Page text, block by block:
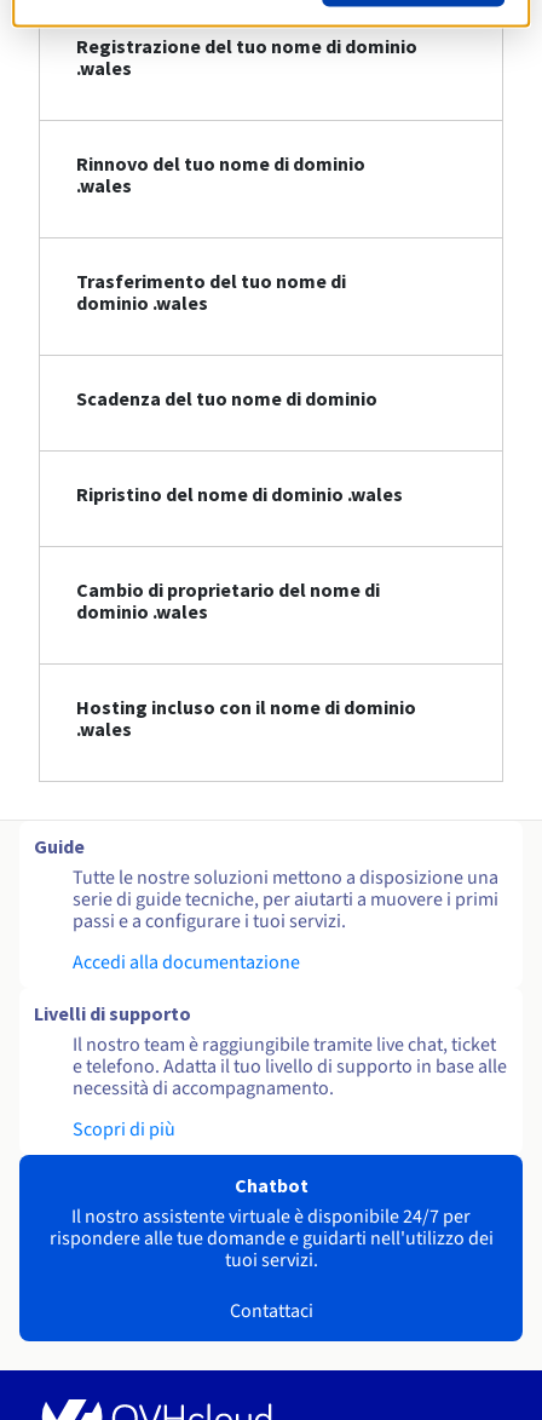
Registrazione del tuo nome di dominio
.wales
Rinnovo del tuo nome di dominio
.wales
Trasferimento del tuo nome di
dominio .wales
Scadenza del tuo nome di dominio
Ripristino del nome di dominio .wales
Cambio di proprietario del nome di
dominio .wales
Hosting incluso con il nome di dominio
.wales
Guide
Tutte le nostre soluzioni mettono a disposizione una
serie di guide tecniche, per aiutarti a muovere i primi
passi e a configurare i tuoi servizi.
Accedi alla documentazione
Livelli di supporto
Il nostro team è raggiungibile tramite live chat, ticket
e telefono. Adatta il tuo livello di supporto in base alle
necessità di accompagnamento.
Scopri di più
Chatbot
Il nostro assistente virtuale è disponibile 24/7 per
rispondere alle tue domande e guidarti nell'utilizzo dei
tuoi servizi.
Contattaci